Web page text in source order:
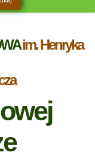
im. Henryka